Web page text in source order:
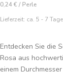
0,24 € / Perle
Lieferzeit: ca. 5 - 7 Tage
Entdecken Sie die
Rosa aus
einem